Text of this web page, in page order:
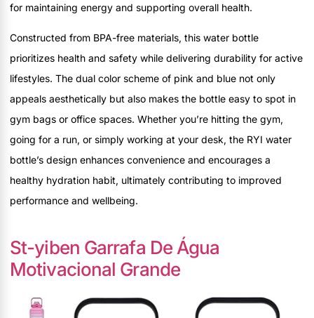
for maintaining energy and supporting overall health.
Constructed from BPA-free materials, this water bottle
prioritizes health and safety while delivering durability for active
lifestyles. The dual color scheme of pink and blue not only
appeals aesthetically but also makes the bottle easy to spot in
gym bags or office spaces. Whether you’re hitting the gym,
going for a run, or simply working at your desk, the RYI water
bottle’s design enhances convenience and encourages a
healthy hydration habit, ultimately contributing to improved
performance and wellbeing.
St-yiben Garrafa De Água
Motivacional Grande